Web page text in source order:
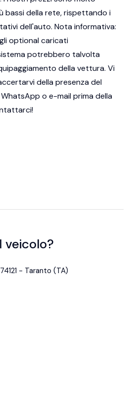
bassi della rete, rispettando i
dell'auto. Nota informativa:
optional caricati
potrebbero talvolta
della vettura. Vi
della presenza del
o e-mail prima della
veicolo?
- Taranto (TA)